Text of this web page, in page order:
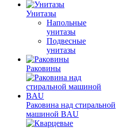
Унитазы
Напольные
унитазы
Подвесные
унитазы
Раковины
Раковина над стиральной
машиной BAU